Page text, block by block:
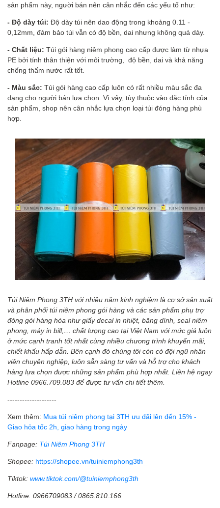
sản phẩm này, người bán nên cân nhắc đến các yếu tố như:
- Độ dày túi: Độ dày túi nên dao động trong khoảng 0.11 -
0,12mm, đảm bảo túi vẫn có độ bền, dai nhưng không quá dày.
- Chất liệu: Túi gói hàng niêm phong cao cấp được làm từ nhựa
PE bởi tính thân thiện với môi trường, độ bền, dai và khả năng
chống thấm nước rất tốt.
- Màu sắc: Túi gói hàng cao cấp luôn có rất nhiều màu sắc đa
dạng cho người bán lựa chọn. Vì vây, tùy thuộc vào đặc tính của
sản phẩm, shop nên cân nhắc lựa chọn loại túi đóng hàng phù
hợp.
Túi Niêm Phong 3TH với nhiều năm kinh nghiệm là cơ sở sản xuất
và phân phối túi niêm phong gói hàng và các sản phẩm phụ trợ
đóng gói hàng hóa như giấy decal in nhiệt, băng dính, seal niêm
phong, máy in bill,… chất lượng cao tại Việt Nam với mức giá luôn
ở mức cạnh tranh tốt nhất cùng nhiều chương trình khuyến mãi,
chiết khấu hấp dẫn. Bên cạnh đó chúng tôi còn có đội ngũ nhân
viên chuyên nghiệp, luôn sẵn sàng tư vấn và hỗ trợ cho khách
hàng lựa chọn được những sản phẩm phù hợp nhất. Liên hệ ngay
Hotline 0966.709.083 để được tư vấn chi tiết thêm.
--------------------
Xem thêm: Mua túi niêm phong tại 3TH ưu đãi lên đến 15% -
Giao hỏa tốc 2h, giao hàng trong ngày
Fanpage: Túi Niêm Phong 3TH
Shopee: https://shopee.vn/tuiniemphong3th_
Tiktok: www.tiktok.com/@tuiniemphong3th
Hotline: 0966709083 / 0865.810.166